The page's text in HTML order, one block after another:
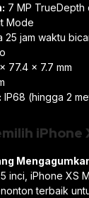
7 MP TrueDepth
Mode
25 jam waktu
77.4 x 7.7 mm
IP68 (hingga 2
iPhone
inci, iPhone XS
terbaik